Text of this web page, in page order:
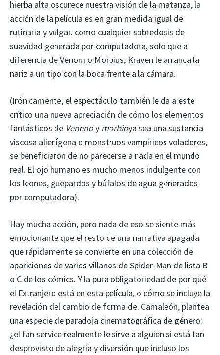
hierba alta oscurece nuestra visión de la matanza, la
acción de la película es en gran medida igual de
rutinaria y vulgar. como cualquier sobredosis de
suavidad generada por computadora, solo que a
diferencia de Venom o Morbius, Kraven le arranca la
nariz a un tipo con la boca frente a la cámara.
(Irónicamente, el espectáculo también le da a este
crítico una nueva apreciación de cómo los elementos
fantásticos de Venenoy morbioya sea una sustancia
viscosa alienígena o monstruos vampíricos voladores,
se beneficiaron de no parecerse a nada en el mundo
real. El ojo humano es mucho menos indulgente con
los leones, guepardos y búfalos de agua generados
por computadora).
Hay mucha acción, pero nada de eso se siente más
emocionante que el resto de una narrativa apagada
que rápidamente se convierte en una colección de
apariciones de varios villanos de Spider-Man de lista B
o C de los cómics. Y la pura obligatoriedad de por qué
el Extranjero está en esta película, o cómo se incluye la
revelación del cambio de forma del Camaleón, plantea
una especie de paradoja cinematográfica de género:
¿el fan service realmente le sirve a alguien si está tan
desprovisto de alegría y diversión que incluso los